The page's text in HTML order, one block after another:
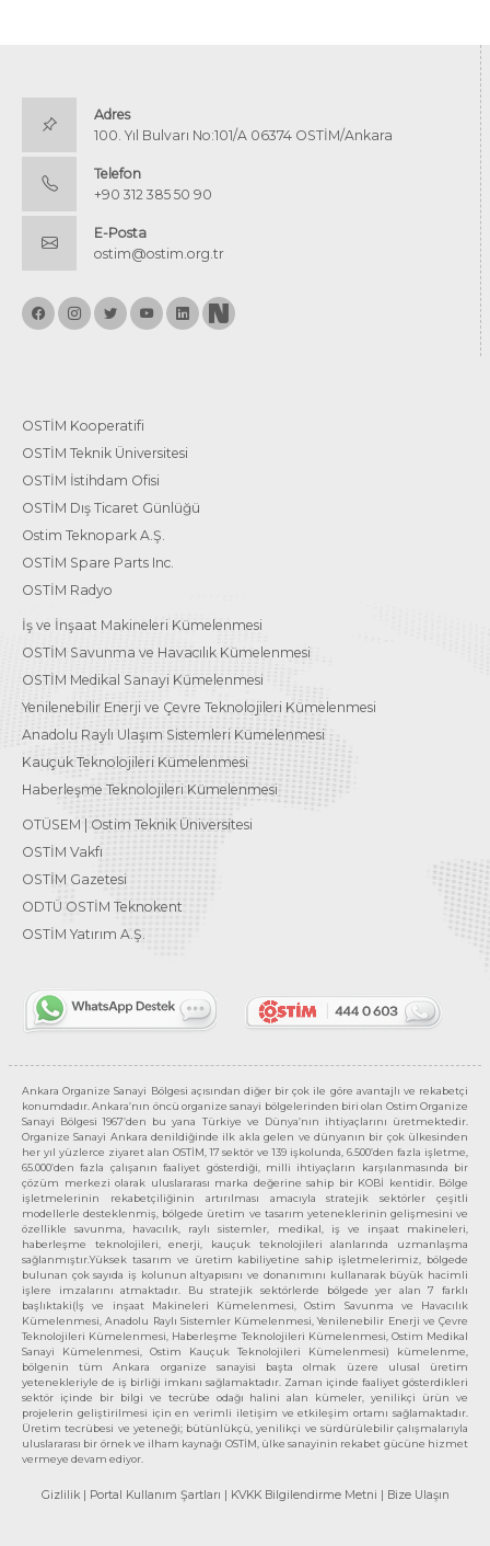
Adres
100. Yıl Bulvarı No:101/A 06374 OSTİM/Ankara
Telefon
+90 312 385 50 90
E-Posta
ostim@ostim.org.tr
OSTİM Kooperatifi
OSTİM Teknik Üniversitesi
OSTİM İstihdam Ofisi
OSTİM Dış Ticaret Günlüğü
Ostim Teknopark A.Ş.
OSTİM Spare Parts Inc.
OSTİM Radyo
İş ve İnşaat Makineleri Kümelenmesi
OSTİM Savunma ve Havacılık Kümelenmesi
OSTİM Medikal Sanayi Kümelenmesi
Yenilenebilir Enerji ve Çevre Teknolojileri Kümelenmesi
Anadolu Raylı Ulaşım Sistemleri Kümelenmesi
Kauçuk Teknolojileri Kümelenmesi
Haberleşme Teknolojileri Kümelenmesi
OTÜSEM | Ostim Teknik Üniversitesi
OSTİM Vakfı
OSTİM Gazetesi
ODTÜ OSTİM Teknokent
OSTİM Yatırım A.Ş.
Ankara Organize Sanayi Bölgesi açısından diğer bir çok ile göre avantajlı ve rekabetçi
konumdadır. Ankara’nın öncü organize sanayi bölgelerinden biri olan Ostim Organize
Sanayi Bölgesi 1967’den bu yana Türkiye ve Dünya’nın ihtiyaçlarını üretmektedir.
Organize Sanayi Ankara denildiğinde ilk akla gelen ve dünyanın bir çok ülkesinden
her yıl yüzlerce ziyaret alan OSTİM, 17 sektör ve 139 işkolunda, 6.500’den fazla işletme,
65.000’den fazla çalışanın faaliyet gösterdiği, milli ihtiyaçların karşılanmasında bir
çözüm merkezi olarak uluslararası marka değerine sahip bir KOBİ kentidir. Bölge
işletmelerinin rekabetçiliğinin artırılması amacıyla stratejik sektörler çeşitli
modellerle desteklenmiş, bölgede üretim ve tasarım yeteneklerinin gelişmesini ve
özellikle savunma, havacılık, raylı sistemler, medikal, iş ve inşaat makineleri,
haberleşme teknolojileri, enerji, kauçuk teknolojileri alanlarında uzmanlaşma
sağlanmıştır.Yüksek tasarım ve üretim kabiliyetine sahip işletmelerimiz, bölgede
bulunan çok sayıda iş kolunun altyapısını ve donanımını kullanarak büyük hacimli
işlere imzalarını atmaktadır. Bu stratejik sektörlerde bölgede yer alan 7 farklı
başlıktaki(İş ve inşaat Makineleri Kümelenmesi, Ostim Savunma ve Havacılık
Kümelenmesi, Anadolu Raylı Sistemler Kümelenmesi, Yenilenebilir Enerji ve Çevre
Teknolojileri Kümelenmesi, Haberleşme Teknolojileri Kümelenmesi, Ostim Medikal
Sanayi Kümelenmesi, Ostim Kauçuk Teknolojileri Kümelenmesi) kümelenme,
bölgenin tüm Ankara organize sanayisi başta olmak üzere ulusal üretim
yetenekleriyle de iş birliği imkanı sağlamaktadır. Zaman içinde faaliyet gösterdikleri
sektör içinde bir bilgi ve tecrübe odağı halini alan kümeler, yenilikçi ürün ve
projelerin geliştirilmesi için en verimli iletişim ve etkileşim ortamı sağlamaktadır.
Üretim tecrübesi ve yeteneği; bütünlükçü, yenilikçi ve sürdürülebilir çalışmalarıyla
uluslararası bir örnek ve ilham kaynağı OSTİM, ülke sanayinin rekabet gücüne hizmet
vermeye devam ediyor.
Gizlilik | Portal Kullanım Şartları | KVKK Bilgilendirme Metni | Bize Ulaşın